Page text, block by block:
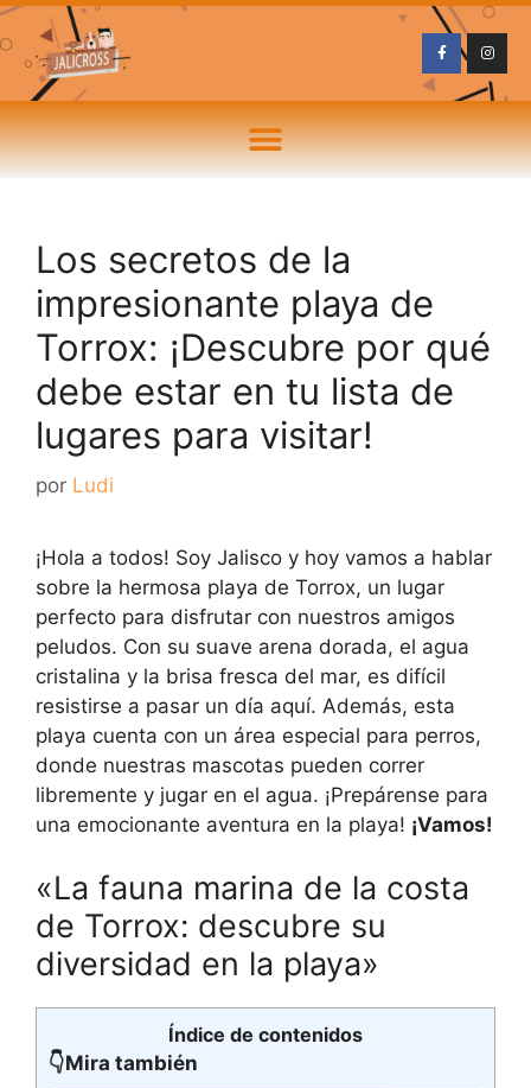
Los secretos de la
impresionante playa de
Torrox: ¡Descubre por qué
debe estar en tu lista de
lugares para visitar!
por Ludi
¡Hola a todos! Soy Jalisco y hoy vamos a hablar
sobre la hermosa playa de Torrox, un lugar
perfecto para disfrutar con nuestros amigos
peludos. Con su suave arena dorada, el agua
cristalina y la brisa fresca del mar, es difícil
resistirse a pasar un día aquí. Además, esta
playa cuenta con un área especial para perros,
donde nuestras mascotas pueden correr
libremente y jugar en el agua. ¡Prepárense para
una emocionante aventura en la playa! ¡Vamos!
«La fauna marina de la costa
de Torrox: descubre su
diversidad en la playa»
Índice de contenidos
👇Mira también